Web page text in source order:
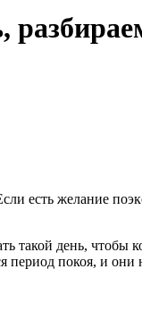
есть желание
такой день,
период покоя, и